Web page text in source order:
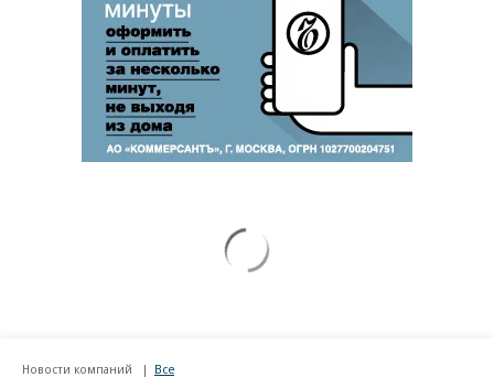
Новости компаний Все